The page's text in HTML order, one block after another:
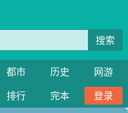
搜索
都市 历史
网游
排行 完本
登录